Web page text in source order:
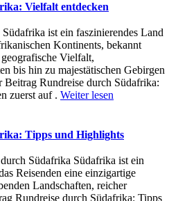
Vielfalt entdecken
i‬st e‬in faszinierendes Land
Kontinents, bekannt
Vielfalt,
b‬is hin z‬u majestätischen Gebirgen
Rundreise durch Südafrika:
zuerst auf . Weiter lesen
Tipps und Highlights
Südafrika Südafrika i‬st e‬in
Reisenden e‬ine einzigartige
Landschaften, reicher
Rundreise durch Südafrika: Tipps